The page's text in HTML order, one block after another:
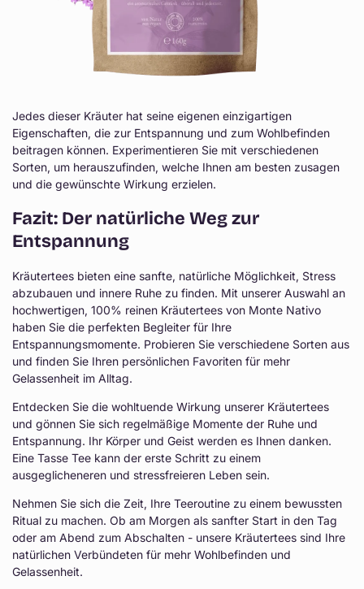
Jedes dieser Kräuter hat seine eigenen einzigartigen
Eigenschaften, die zur Entspannung und zum Wohlbefinden
beitragen können. Experimentieren Sie mit verschiedenen
Sorten, um herauszufinden, welche Ihnen am besten zusagen
und die gewünschte Wirkung erzielen.
Fazit: Der natürliche Weg zur
Entspannung
Kräutertees bieten eine sanfte, natürliche Möglichkeit, Stress
abzubauen und innere Ruhe zu finden. Mit unserer Auswahl an
hochwertigen, 100% reinen Kräutertees von Monte Nativo
haben Sie die perfekten Begleiter für Ihre
Entspannungsmomente. Probieren Sie verschiedene Sorten aus
und finden Sie Ihren persönlichen Favoriten für mehr
Gelassenheit im Alltag.
Entdecken Sie die wohltuende Wirkung unserer Kräutertees
und gönnen Sie sich regelmäßige Momente der Ruhe und
Entspannung. Ihr Körper und Geist werden es Ihnen danken.
Eine Tasse Tee kann der erste Schritt zu einem
ausgeglicheneren und stressfreieren Leben sein.
Nehmen Sie sich die Zeit, Ihre Teeroutine zu einem bewussten
Ritual zu machen. Ob am Morgen als sanfter Start in den Tag
oder am Abend zum Abschalten - unsere Kräutertees sind Ihre
natürlichen Verbündeten für mehr Wohlbefinden und
Gelassenheit.